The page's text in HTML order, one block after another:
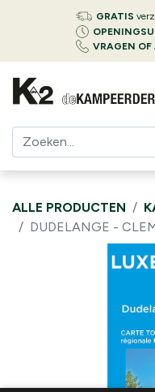
GRATIS
VRAGEN OF
ALLE PRODUCTEN
DUDELANGE -